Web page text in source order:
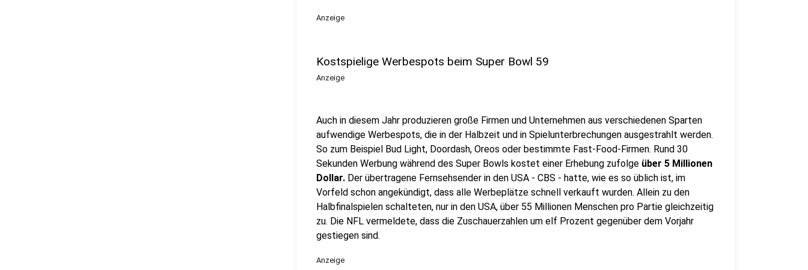
Anzeige
Kostspielige Werbespots beim Super Bowl 59
Anzeige
Auch in diesem Jahr produzieren große Firmen und Unternehmen aus verschiedenen Sparten
aufwendige Werbespots, die in der Halbzeit und in Spielunterbrechungen ausgestrahlt werden.
So zum Beispiel Bud Light, Doordash, Oreos oder bestimmte Fast-Food-Firmen. Rund 30
Sekunden Werbung während des Super Bowls kostet einer Erhebung zufolge über 5 Millionen
Dollar. Der übertragene Fernsehsender in den USA - CBS - hatte, wie es so üblich ist, im
Vorfeld schon angekündigt, dass alle Werbeplätze schnell verkauft wurden. Allein zu den
Halbfinalspielen schalteten, nur in den USA, über 55 Millionen Menschen pro Partie gleichzeitig
zu. Die NFL vermeldete, dass die Zuschauerzahlen um elf Prozent gegenüber dem Vorjahr
gestiegen sind.
Anzeige